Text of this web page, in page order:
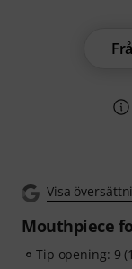
Visa
Mouthpiece
Tip opening: 9